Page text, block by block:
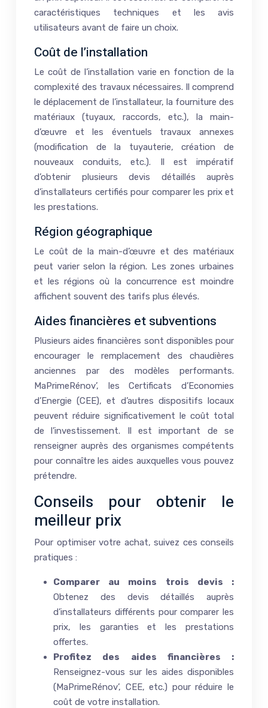
caractéristiques techniques et les avis
utilisateurs avant de faire un choix.
Coût de l’installation
Le coût de l’installation varie en fonction de la
complexité des travaux nécessaires. Il comprend
le déplacement de l’installateur, la fourniture des
matériaux (tuyaux, raccords, etc.), la main-
d’œuvre et les éventuels travaux annexes
(modification de la tuyauterie, création de
nouveaux conduits, etc.). Il est impératif
d’obtenir plusieurs devis détaillés auprès
d’installateurs certifiés pour comparer les prix et
les prestations.
Région géographique
Le coût de la main-d’œuvre et des matériaux
peut varier selon la région. Les zones urbaines
et les régions où la concurrence est moindre
affichent souvent des tarifs plus élevés.
Aides financières et subventions
Plusieurs aides financières sont disponibles pour
encourager le remplacement des chaudières
anciennes par des modèles performants.
MaPrimeRénov’, les Certificats d’Economies
d’Energie (CEE), et d’autres dispositifs locaux
peuvent réduire significativement le coût total
de l’investissement. Il est important de se
renseigner auprès des organismes compétents
pour connaître les aides auxquelles vous pouvez
prétendre.
Conseils pour obtenir le
meilleur prix
Pour optimiser votre achat, suivez ces conseils
pratiques :
Comparer au moins trois devis :
Obtenez des devis détaillés auprès
d’installateurs différents pour comparer les
prix, les garanties et les prestations
offertes.
Profitez des aides financières :
Renseignez-vous sur les aides disponibles
(MaPrimeRénov’, CEE, etc.) pour réduire le
coût de votre installation.